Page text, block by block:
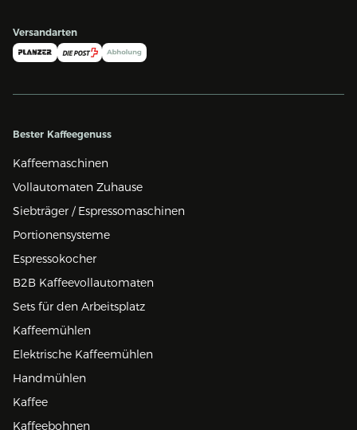
Versandarten
Bester Kaffeegenuss
Kaffeemaschinen
Vollautomaten Zuhause
Siebträger / Espressomaschinen
Portionensysteme
Espressokocher
B2B Kaffeevollautomaten
Sets für den Arbeitsplatz
Kaffeemühlen
Elektrische Kaffeemühlen
Handmühlen
Kaffee
Kaffeebohnen